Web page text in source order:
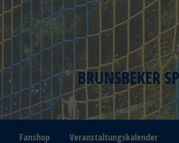
BRUNSBEKER
Fanshop Veranstaltungskalender